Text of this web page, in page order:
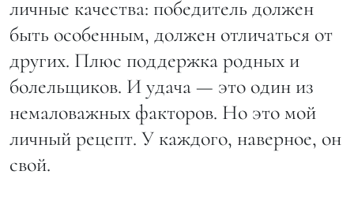
личные качества: победитель должен
быть особенным, должен отличаться от
других. Плюс поддержка родных и
болельщиков. И удача — это один из
немаловажных факторов. Но это мой
личный рецепт. У каждого, наверное, он
свой.